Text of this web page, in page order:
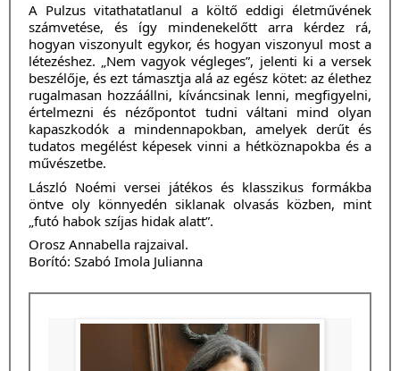
A Pulzus vitathatatlanul a költő eddigi életművének
számvetése, és így mindenekelőtt arra kérdez rá,
hogyan viszonyult egykor, és hogyan viszonyul most a
létezéshez. „Nem vagyok végleges”, jelenti ki a versek
beszélője, és ezt támasztja alá az egész kötet: az élethez
rugalmasan hozzáállni, kíváncsinak lenni, megfigyelni,
értelmezni és nézőpontot tudni váltani mind olyan
kapaszkodók a mindennapokban, amelyek derűt és
tudatos megélést képesek vinni a hétköznapokba és a
művészetbe.
László Noémi versei játékos és klasszikus formákba
öntve oly könnyedén siklanak olvasás közben, mint
„futó habok szíjas hidak alatt”.
Orosz Annabella rajzaival.
Borító: Szabó Imola Julianna